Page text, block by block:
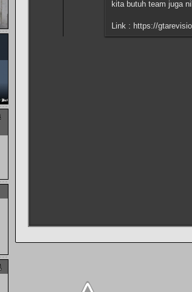
kita butuh team juga
Link : https://